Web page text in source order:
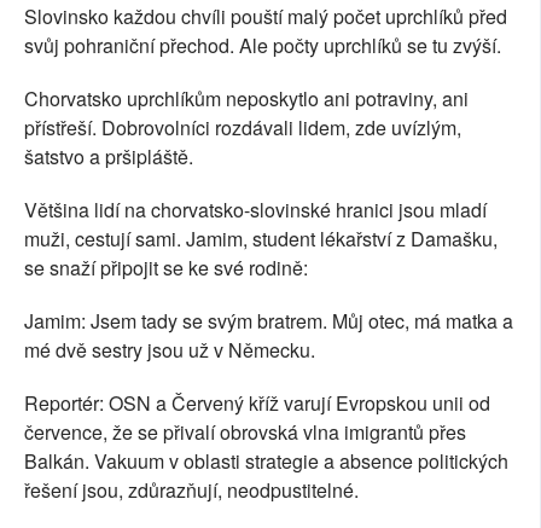
Slovinsko každou chvíli pouští malý počet uprchlíků před
svůj pohraniční přechod. Ale počty uprchlíků se tu zvýší.
Chorvatsko uprchlíkům neposkytlo ani potraviny, ani
přístřeší. Dobrovolníci rozdávali lidem, zde uvízlým,
šatstvo a pršipláště.
Většina lidí na chorvatsko-slovinské hranici jsou mladí
muži, cestují sami. Jamim, student lékařství z Damašku,
se snaží připojit se ke své rodině:
Jamim: Jsem tady se svým bratrem. Můj otec, má matka a
mé dvě sestry jsou už v Německu.
Reportér: OSN a Červený kříž varují Evropskou unii od
července, že se přivalí obrovská vlna imigrantů přes
Balkán. Vakuum v oblasti strategie a absence politických
řešení jsou, zdůrazňují, neodpustitelné.